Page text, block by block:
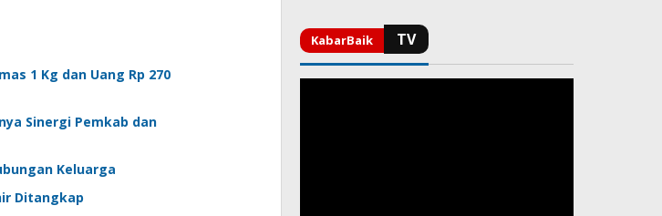
1 Kg dan Uang Rp 270
Sinergi Pemkab dan
Keluarga
Ditangkap